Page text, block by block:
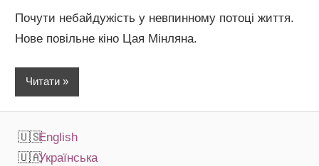
Почути небайдужість у невпинному потоці життя.
Нове повільне кіно Цая Мінляна.
Читати
English
Українська